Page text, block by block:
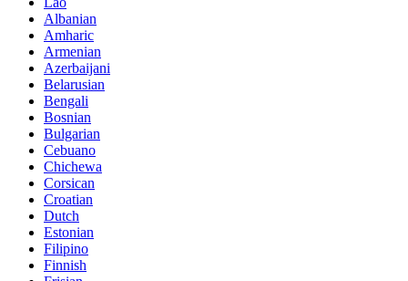
Albanian
Amharic
Armenian
Azerbaijani
Belarusian
Bengali
Bosnian
Bulgarian
Cebuano
Chichewa
Corsican
Croatian
Dutch
Estonian
Filipino
Finnish